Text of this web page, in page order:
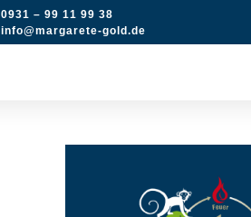
0931 – 99 11 99 38
info@margarete-gold.de